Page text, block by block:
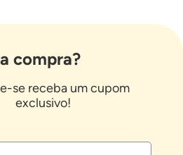
compra?
se receba um cupom
exclusivo!